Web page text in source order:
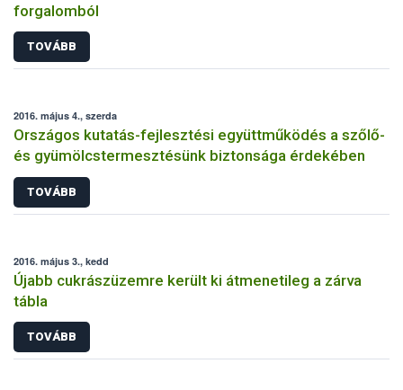
forgalomból
TOVÁBB
2016. május 4., szerda
Országos kutatás-fejlesztési együttműködés a szőlő-
és gyümölcstermesztésünk biztonsága érdekében
TOVÁBB
2016. május 3., kedd
Újabb cukrászüzemre került ki átmenetileg a zárva
tábla
TOVÁBB